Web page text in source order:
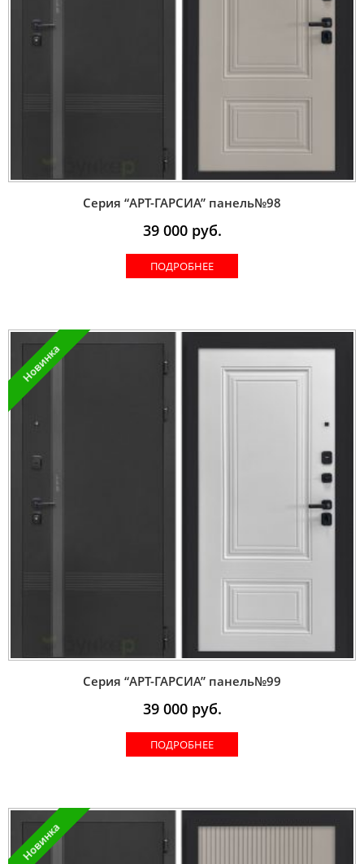
Серия “AРT-ГАРСИА” панель№98
39 000руб.
ПОДРОБНЕЕ
Новинка
Серия “AРT-ГАРСИА” панель№99
39 000руб.
ПОДРОБНЕЕ
Новинка